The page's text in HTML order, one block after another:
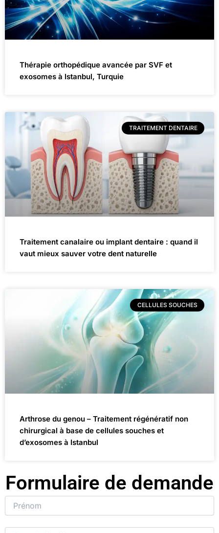
Thérapie orthopédique avancée par SVF et
exosomes à Istanbul, Turquie
TRAITEMENT DENTAIRE
Traitement canalaire ou implant dentaire : quand il
vaut mieux sauver votre dent naturelle
CELLULES SOUCHES
Arthrose du genou – Traitement régénératif non
chirurgical à base de cellules souches et
d’exosomes à Istanbul
Formulaire de demande